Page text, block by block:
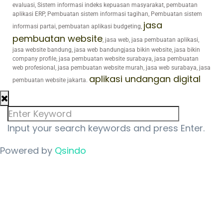
evaluasi, Sistem informasi indeks kepuasan masyarakat, pembuatan
aplikasi ERP, Pembuatan sistem informasi tagihan, Pembuatan sistem
informasi partai, pembuatan aplikasi budgeting, jasa
pembuatan website , jasa web, jasa pembuatan aplikasi,
jasa website bandung, jasa web bandungjasa bikin website, jasa bikin
company profile, jasa pembuatan website surabaya, jasa pembuatan
web profesional, jasa pembuatan website murah, jasa web surabaya, jasa
pembuatan website jakarta. aplikasi undangan digital
Input your search keywords and press Enter.
Powered by Qsindo